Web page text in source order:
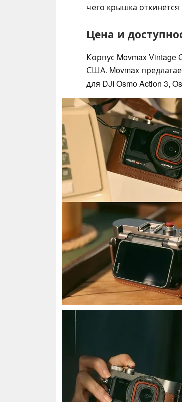
чего крышка откинется
Цена и
Корпус Movmax Vintage
США. Movmax
для DJI Osmo Action 3,